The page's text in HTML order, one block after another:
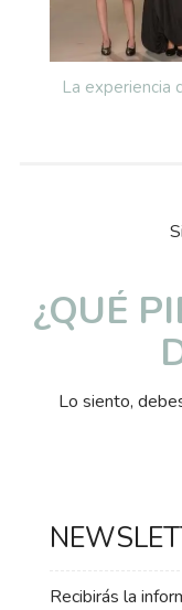
La experiencia
¿QUÉ
Lo siento,
Recibirás la